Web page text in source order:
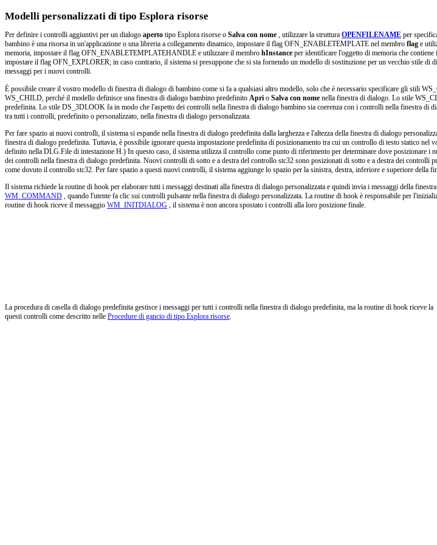
Modelli personalizzati di tipo Esplora risorse
Per definire i controlli aggiuntivi per un dialogo aperto tipo Esplora risorse o Salva con nome , utilizzare la struttura OPENFILENAME per
bambino è una risorsa in un'applicazione o una libreria a collegamento dinamico, impostare il flag OFN_ENABLETEMPLATE nel membro flag e
memoria, impostare il flag OFN_ENABLETEMPLATEHANDLE e utilizzare il membro hInstance per identificare l'oggetto di memoria che
impostare il flag OFN_EXPLORER; in caso contrario, il sistema si presuppone che si sta fornendo un modello di sostituzione per un vecchio stile
messaggi per i nuovi controlli.
È possibile creare il vostro modello di finestra di dialogo di bambino come si fa a qualsiasi altro modello, solo che è necessario specificare gli
WS_CHILD, perché il modello definisce una finestra di dialogo bambino predefinito Apri o Salva con nome nella finestra di dialogo. Lo stile
predefinita. Lo stile DS_3DLOOK fa in modo che l'aspetto dei controlli nella finestra di dialogo bambino sia coerenza con i controlli nella finestra
tra tutti i controlli, predefinito o personalizzato, nella finestra di dialogo personalizzata.
Per fare spazio ai nuovi controlli, il sistema si espande nella finestra di dialogo predefinita dalla larghezza e l'altezza della finestra di dialogo
finestra di dialogo predefinita. Tuttavia, è possibile ignorare questa impostazione predefinita di posizionamento tra cui un controllo di testo statico
definito nella DLG.File di intestazione H.) In questo caso, il sistema utilizza il controllo come punto di riferimento per determinare dove
dei controlli nella finestra di dialogo predefinita. Nuovi controlli di sotto e a destra del controllo stc32 sono posizionati di sotto e a destra dei
come dovuto il controllo stc32. Per fare spazio a questi nuovi controlli, il sistema aggiunge lo spazio per la sinistra, destra, inferiore e superiore della
Il sistema richiede la routine di hook per elaborare tutti i messaggi destinati alla finestra di dialogo personalizzata e quindi invia i messaggi della
WM_COMMAND , quando l'utente fa clic sui controlli pulsante nella finestra di dialogo personalizzata. La routine di hook è responsabile per
routine di hook riceve il messaggio WM_INITDIALOG , il sistema è non ancora spostato i controlli alla loro posizione finale.
La procedura di casella di dialogo predefinita gestisce i messaggi per tutti i controlli nella finestra di dialogo predefinita, ma la routine di hook riceve la
questi controlli come descritto nelle Procedure di gancio di tipo Esplora risorse